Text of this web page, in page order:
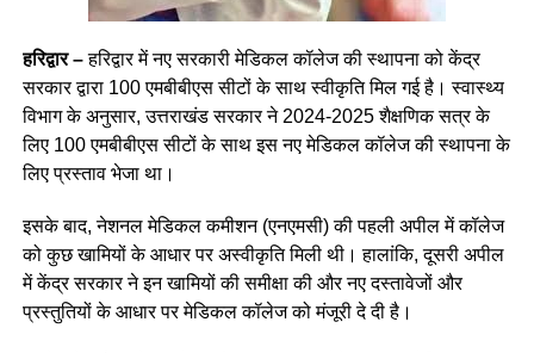
हरिद्वार –हरिद्वार में नए सरकारी मेडिकल कॉलेज की स्थापना को केंद्र
सरकार द्वारा 100 एमबीबीएस सीटों के साथ स्वीकृति मिल गई है। स्वास्थ्य
विभाग के अनुसार, उत्तराखंड सरकार ने 2024-2025 शैक्षणिक सत्र के
लिए 100 एमबीबीएस सीटों के साथ इस नए मेडिकल कॉलेज की स्थापना के
लिए प्रस्ताव भेजा था।
इसके बाद, नेशनल मेडिकल कमीशन (एनएमसी) की पहली अपील में कॉलेज
को कुछ खामियों के आधार पर अस्वीकृति मिली थी। हालांकि, दूसरी अपील
में केंद्र सरकार ने इन खामियों की समीक्षा की और नए दस्तावेजों और
प्रस्तुतियों के आधार पर मेडिकल कॉलेज को मंजूरी दे दी है।